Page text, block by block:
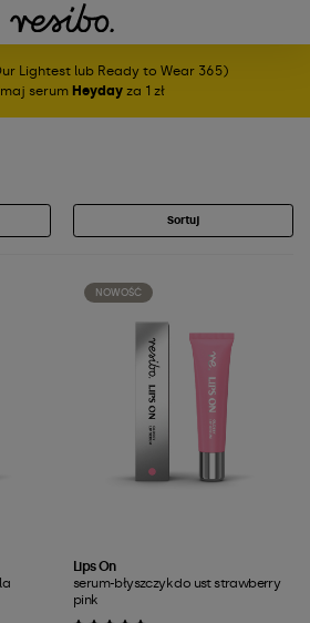
Lightest lub Ready to Wear 365)
serum Heyday za 1 zł
Sortuj
NOWOŚĆ
Lips On
serum-błyszczyk do ust strawberry
pink